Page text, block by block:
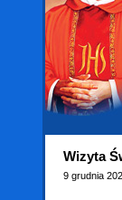
Wizyta
9 grudnia